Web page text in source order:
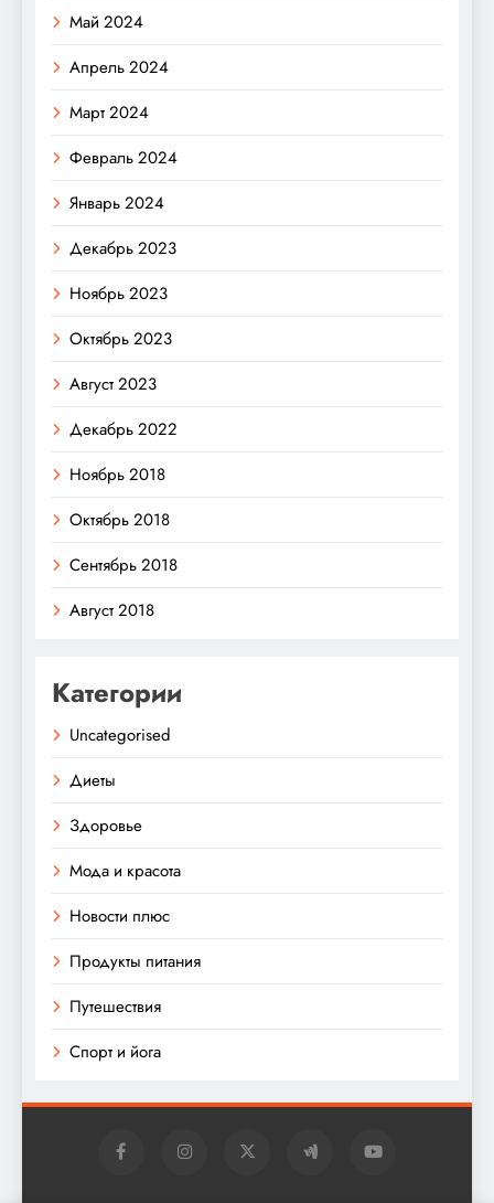
Май 2024
Апрель 2024
Март 2024
Февраль 2024
Январь 2024
Декабрь 2023
Ноябрь 2023
Октябрь 2023
Август 2023
Декабрь 2022
Ноябрь 2018
Октябрь 2018
Сентябрь 2018
Август 2018
Категории
Uncategorised
Диеты
Здоровье
Мода и красота
Новости плюс
Продукты питания
Путешествия
Спорт и йога